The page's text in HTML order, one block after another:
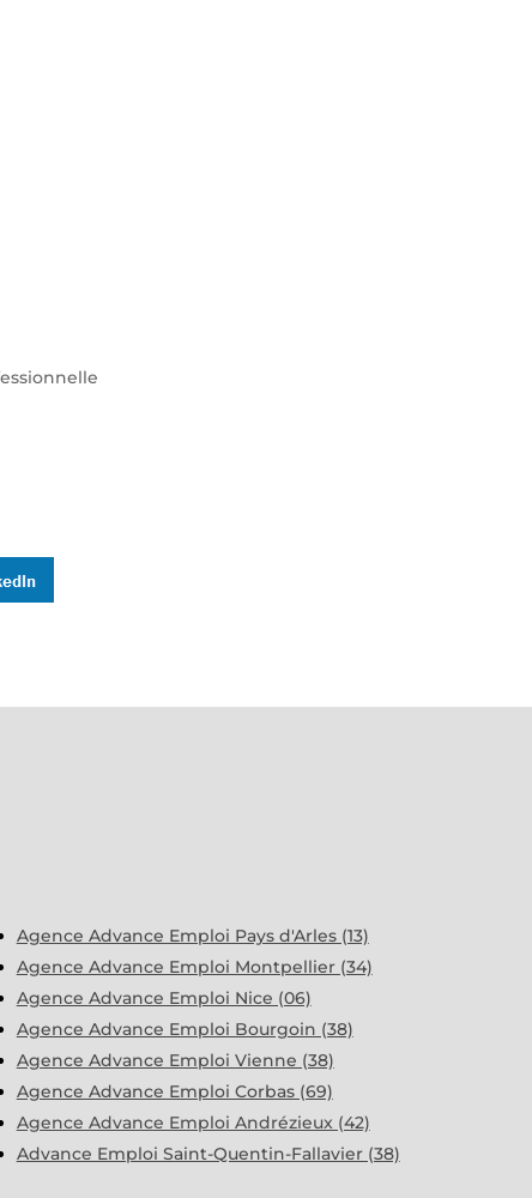
Agence Advance Emploi Pays d'Arles (13)
Agence Advance Emploi Montpellier (34)
Agence Advance Emploi Nice (06)
Agence Advance Emploi Bourgoin (38)
Agence Advance Emploi Vienne (38)
Agence Advance Emploi Corbas (69)
Agence Advance Emploi Andrézieux (42)
Advance Emploi Saint-Quentin-Fallavier (38)